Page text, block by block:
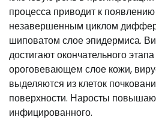
процесса приводит к
незавершенным циклом
шиповатом слое эпидермиса.
достигают окончательного
ороговевающем слое кожи,
выделяются из клеток
поверхности. Наросты
инфицированного.